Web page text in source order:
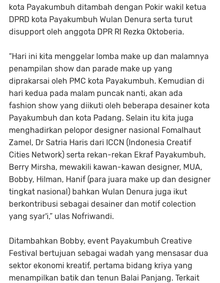
kota Payakumbuh ditambah dengan Pokir wakil ketua
DPRD kota Payakumbuh Wulan Denura serta turut
disupport oleh anggota DPR RI Rezka Oktoberia.
“Hari ini kita menggelar lomba make up dan malamnya
penampilan show dan parade make up yang
diprakarsai oleh PMC kota Payakumbuh. Kemudian di
hari kedua pada malam puncak nanti, akan ada
fashion show yang diikuti oleh beberapa desainer kota
Payakumbuh dan kota Padang. Selain itu kita juga
menghadirkan pelopor designer nasional Fomalhaut
Zamel, Dr Satria Haris dari ICCN (Indonesia Creatif
Cities Network) serta rekan-rekan Ekraf Payakumbuh,
Berry Mirsha, mewakili kawan-kawan designer, MUA,
Bobby, Hilman, Hanif (para juara make up dan designer
tingkat nasional) bahkan Wulan Denura juga ikut
berkontribusi sebagai desainer dan motif colection
yang syar'i,” ulas Nofriwandi.
Ditambahkan Bobby, event Payakumbuh Creative
Festival bertujuan sebagai wadah yang mensasar dua
sektor ekonomi kreatif, pertama bidang kriya yang
menampilkan batik dan tenun Balai Panjang. Terkait